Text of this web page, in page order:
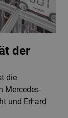
der
die
Mercedes-
und Erhard